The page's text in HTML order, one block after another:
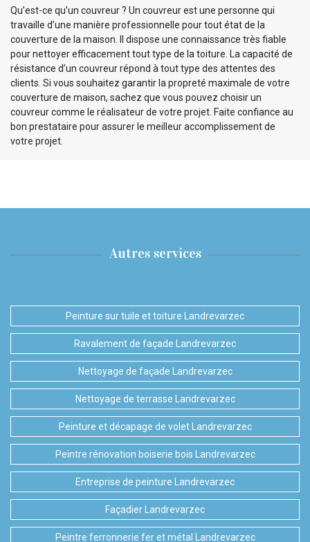
Qu’est-ce qu’un couvreur ? Un couvreur est une personne qui
travaille d’une manière professionnelle pour tout état de la
couverture de la maison. Il dispose une connaissance très fiable
pour nettoyer efficacement tout type de la toiture. La capacité de
résistance d’un couvreur répond à tout type des attentes des
clients. Si vous souhaitez garantir la propreté maximale de votre
couverture de maison, sachez que vous pouvez choisir un
couvreur comme le réalisateur de votre projet. Faite confiance au
bon prestataire pour assurer le meilleur accomplissement de
votre projet.
Autres services
Peinture sur tuile et toiture Landrevarzec
Ravalement de façade Landrevarzec
Nettoyage de façade Landrevarzec
Nettoyage de terrasse Landrevarzec
Peinture et décapage de volet Landrevarzec
Peintre rénovation boiserie bois Landrevarzec
Entreprise de peinture Landrevarzec
Façadier Landrevarzec
Peintre ferronnerie fer et métal Landrevarzec